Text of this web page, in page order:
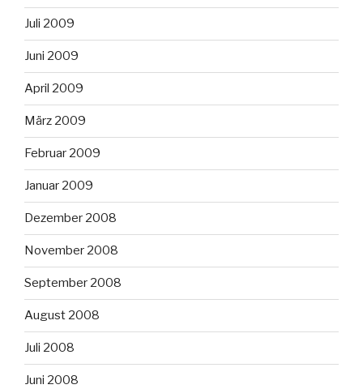
Juli 2009
Juni 2009
April 2009
März 2009
Februar 2009
Januar 2009
Dezember 2008
November 2008
September 2008
August 2008
Juli 2008
Juni 2008